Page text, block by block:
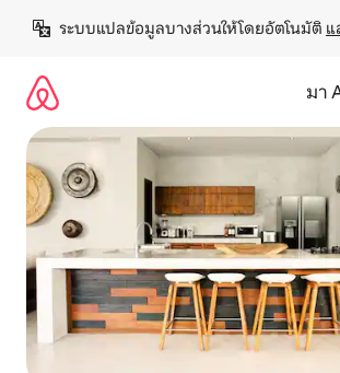
เนื้อหา
ระบบแปลข้อมูลบางส่วนให้โดยอัตโนมัติ แ
มา